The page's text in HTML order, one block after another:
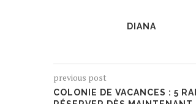
DIANA
previous post
COLONIE DE VACANCES : 5